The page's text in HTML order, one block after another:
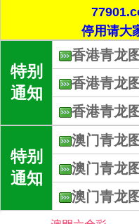
停用请大
特别
通知
香港青龙
香港青龙
香港青龙
特别
通知
澳门青龙
澳门青龙
澳门青龙